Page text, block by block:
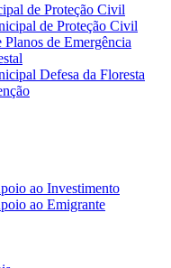
de Proteção Civil
de Proteção Civil
Planos de Emergência
Defesa da Floresta
ao Investimento
ao Emigrante